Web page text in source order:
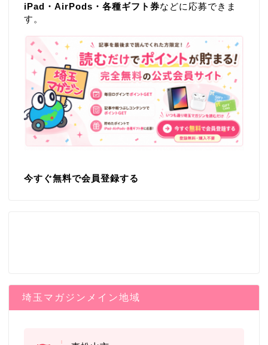
iPad・AirPods・各種ギフト券などに応募できま
す。
今すぐ無料で会員登録する
埼玉マガジンメイン地域